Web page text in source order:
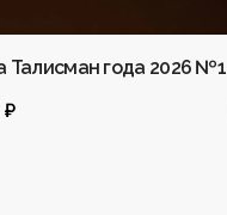
Талисман года 2026 №1
₽